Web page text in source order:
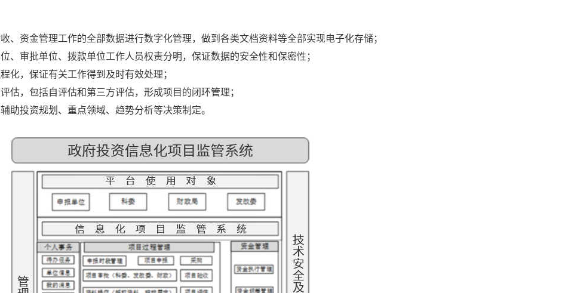
资金管理工作的全部数据进行数字化管理，做到各类文档资料等全部实现电子化存储；
审批单位、拨款单位工作人员权责分明，保证数据的安全性和保密性；
，保证有关工作得到及时有效处理；
，包括自评估和第三方评估，形成项目的闭环管理；
投资规划、重点领域、趋势分析等决策制定。